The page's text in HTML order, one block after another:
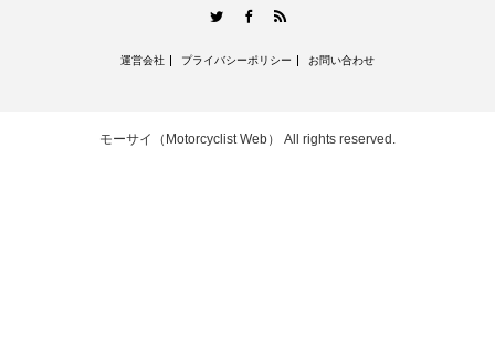
TwitterFacebook
運営会社 プライバシーポリシー お問い合わせ
モーサイ（Motorcyclist Web） All rights reserved.